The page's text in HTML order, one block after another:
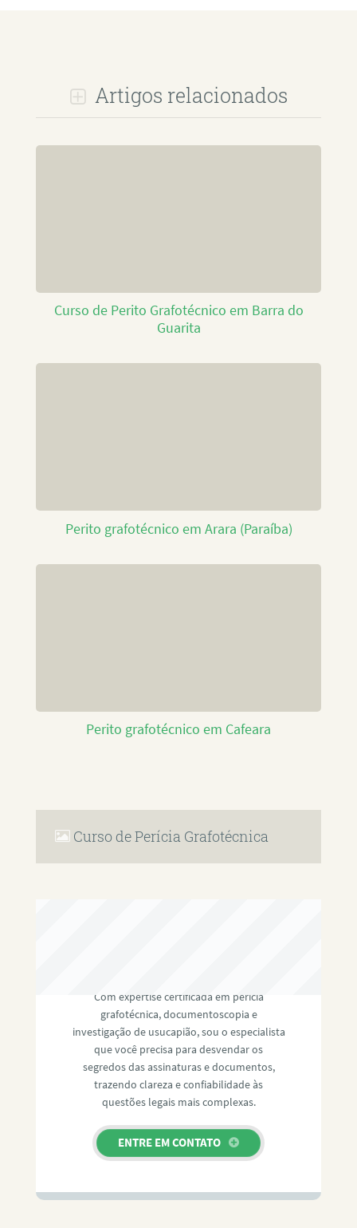
Artigos relacionados
Curso de Perito Grafotécnico em Barra do
Guarita
Perito grafotécnico em Arara (Paraíba)
Perito grafotécnico em Cafeara
Curso de Perícia Grafotécnica
Com expertise certificada em perícia
grafotécnica, documentoscopia e
investigação de usucapião, sou o especialista
que você precisa para desvendar os
segredos das assinaturas e documentos,
trazendo clareza e confiabilidade às
questões legais mais complexas.
ENTRE EM CONTATO